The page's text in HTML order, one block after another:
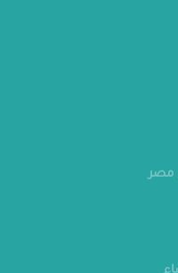
مصر